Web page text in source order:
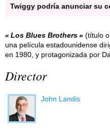
Twiggy podría anunciar su
Los Blues Brothers (título
una película estadounidense
en 1980, y protagonizada por
Director
John Landis